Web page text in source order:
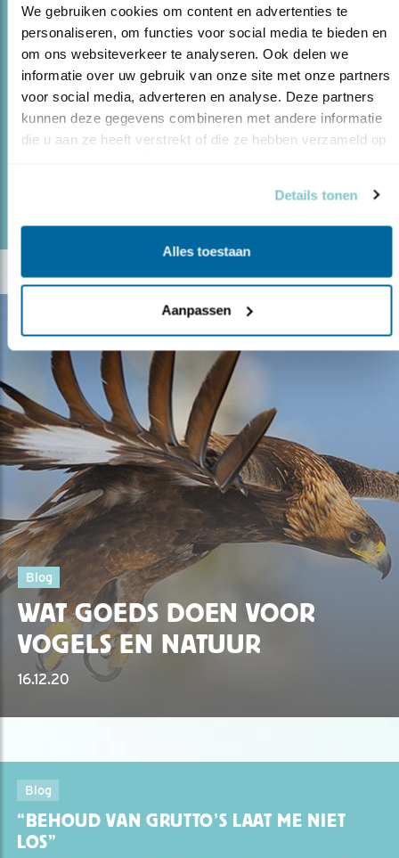
We gebruiken cookies om content en advertenties te
personaliseren, om functies voor social media te bieden en
om ons websiteverkeer te analyseren. Ook delen we
informatie over uw gebruik van onze site met onze partners
voor social media, adverteren en analyse. Deze partners
kunnen deze gegevens combineren met andere informatie
die u aan ze heeft verstrekt of die ze hebben verzameld op
Details tonen
Alles toestaan
Aanpassen
Blog
GEZOCHT: KANDIDATEN VOOR DE
LEDENRAAD
13.01.21Wie Vogelbescherming een warm hart
toedraagt zou dit een keer moeten doen
Blog
WAT GOEDS DOEN VOOR
VOGELS EN NATUUR
16.12.20
Blog
“BEHOUD VAN GRUTTO’S LAAT ME NIET
LOS”